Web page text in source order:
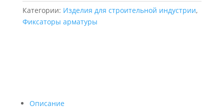
Категории: Изделия для строительной индустрии,
Фиксаторы арматуры
Описание